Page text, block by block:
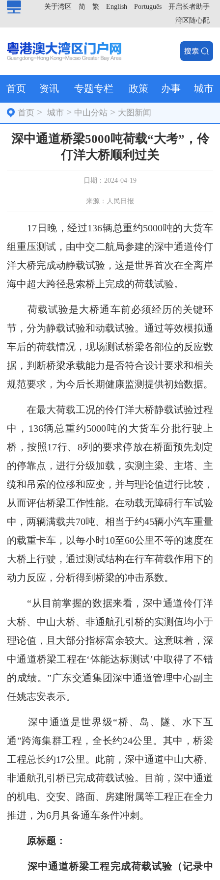
开启长者助手
Português
English
繁
简
关于湾区
湾区随心配
首页 资讯 专题专栏 政策 办事 城市
首页 >城市 > 中山分站 > 大图新闻
深中通道桥梁5000吨荷载“大考”，伶
仃洋大桥顺利过关
日期：2024-04-19
来源：人民日报
17日晚，经过136辆总重约5000吨的大货车
组重压测试，由中交二航局参建的深中通道伶仃
洋大桥完成动静载试验，这是世界首次在全离岸
海中超大跨径悬索桥上完成的荷载试验。
荷载试验是大桥通车前必须经历的关键环
节，分为静载试验和动载试验。通过等效模拟通
车后的荷载情况，现场测试桥梁各部位的反应数
据，判断桥梁承载能力是否符合设计要求和相关
规范要求，为今后长期健康监测提供初始数据。
在最大荷载工况的伶仃洋大桥静载试验过程
中，136辆总重约5000吨的大货车分批行驶上
桥，按照17行、8列的要求停放在桥面预先划定
的停靠点，进行分级加载，实测主梁、主塔、主
缆和吊索的位移和应变，并与理论值进行比较，
从而评估桥梁工作性能。在动载无障碍行车试验
中，两辆满载共70吨、相当于约45辆小汽车重量
的载重卡车，以每小时10至60公里不等的速度在
大桥上行驶，通过测试结构在行车荷载作用下的
动力反应，分析得到桥梁的冲击系数。
“从目前掌握的数据来看，深中通道伶仃洋
大桥、中山大桥、非通航孔引桥的实测值均小于
理论值，且大部分指标富余较大。这意味着，深
中通道桥梁工程在‘体能达标测试’中取得了不错
的成绩。”广东交通集团深中通道管理中心副主
任姚志安表示。
深中通道是世界级“桥、岛、隧、水下互
通”跨海集群工程，全长约24公里。其中，桥梁
工程总长约17公里。此前，深中通道中山大桥、
非通航孔引桥已完成荷载试验。目前，深中通道
的机电、交安、路面、房建附属等工程正在全力
推进，为6月具备通车条件冲刺。
原标题：
深中通道桥梁工程完成荷载试验（记录中